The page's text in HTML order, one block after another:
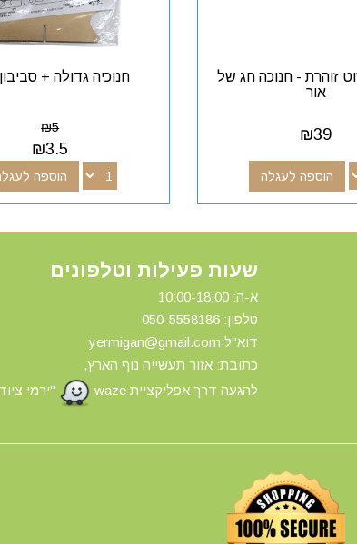
זוהרת - חנוכה חג של
אור
₪39
הוספה לעגלה
חנוכיה גדולה +
₪5
₪3.5
הוספה
שעות פעילות וטלפונים
א-ה: 10:00-18:00
טלפון: 0 50-5558186
דוא"ל:yermigan@gmail.com
כתובת: אזור תעשייה נוף הארץ,
להגעה דרך אפליקציית waze
"ירמי